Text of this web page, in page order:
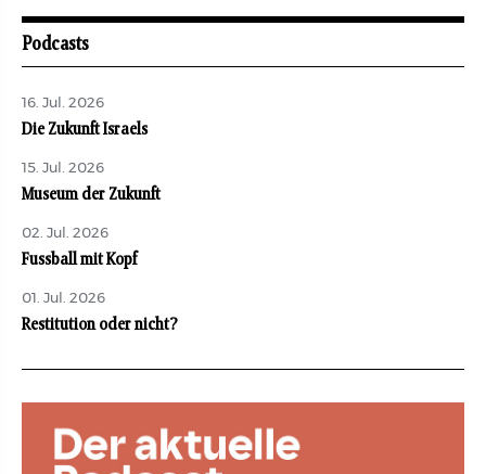
Podcasts
16. Jul. 2026
Die Zukunft Israels
15. Jul. 2026
Museum der Zukunft
02. Jul. 2026
Fussball mit Kopf
01. Jul. 2026
Restitution oder nicht?